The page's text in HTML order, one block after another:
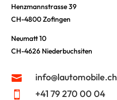
Henzmannstrasse 39
CH-4800 Zofingen
Neumatt 10
CH-4626 Niederbuchsiten
 info@lautomobile.ch
 +41 79 270 00 04